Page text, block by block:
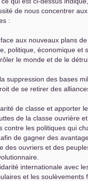
de nous concentrer
:
aux nouveaux plans de
politique, économique et
le monde et de le
suppression des bases
de se retirer des
de classe et apporter
de la classe ouvrière
contre les politiques qui
de gagner des
des ouvriers et des
internationale avec
et les soulèvements